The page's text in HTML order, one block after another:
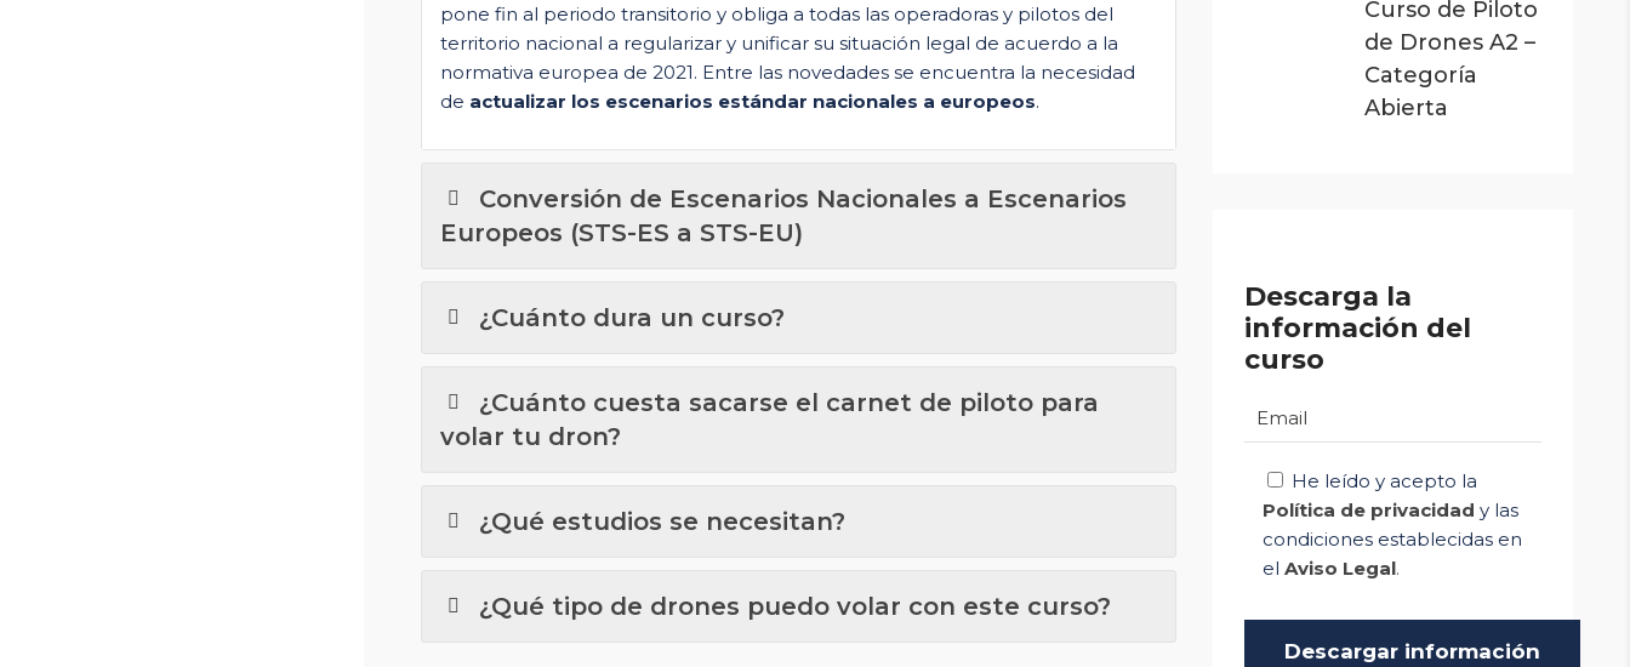
pone fin al periodo transitorio y obliga a todas las operadoras y pilotos del
territorio nacional a regularizar y unificar su situación legal de acuerdo a la
normativa europea de 2021. Entre las novedades se encuentra la necesidad
de actualizar los escenarios estándar nacionales a europeos.
Conversión de Escenarios Nacionales a Escenarios
Europeos (STS-ES a STS-EU)
¿Cuánto dura un curso?
¿Cuánto cuesta sacarse el carnet de piloto para
volar tu dron?
¿Qué estudios se necesitan?
¿Qué tipo de drones puedo volar con este curso?
Curso de Piloto
de Drones A2 –
Categoría
Abierta
Descarga la
información del
curso
He leído y acepto la
Política de privacidad y las
condiciones establecidas en
elAviso Legal.